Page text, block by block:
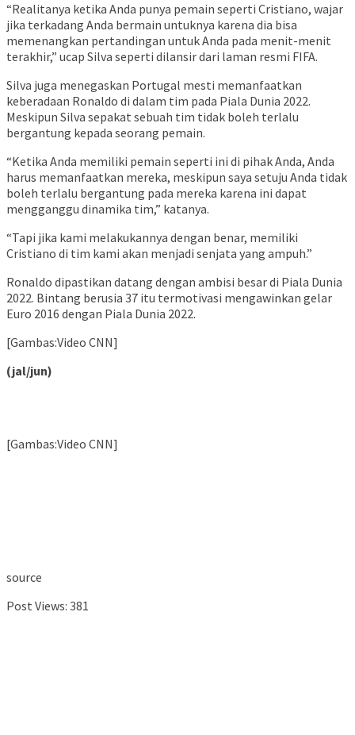
“Realitanya ketika Anda punya pemain seperti Cristiano, wajar
jika terkadang Anda bermain untuknya karena dia bisa
memenangkan pertandingan untuk Anda pada menit-menit
terakhir,” ucap Silva seperti dilansir dari laman resmi FIFA.
Silva juga menegaskan Portugal mesti memanfaatkan
keberadaan Ronaldo di dalam tim pada Piala Dunia 2022.
Meskipun Silva sepakat sebuah tim tidak boleh terlalu
bergantung kepada seorang pemain.
“Ketika Anda memiliki pemain seperti ini di pihak Anda, Anda
harus memanfaatkan mereka, meskipun saya setuju Anda tidak
boleh terlalu bergantung pada mereka karena ini dapat
mengganggu dinamika tim,” katanya.
“Tapi jika kami melakukannya dengan benar, memiliki
Cristiano di tim kami akan menjadi senjata yang ampuh.”
Ronaldo dipastikan datang dengan ambisi besar di Piala Dunia
2022. Bintang berusia 37 itu termotivasi mengawinkan gelar
Euro 2016 dengan Piala Dunia 2022.
[Gambas:Video CNN]
(jal/jun)
[Gambas:Video CNN]
source
Post Views: 381